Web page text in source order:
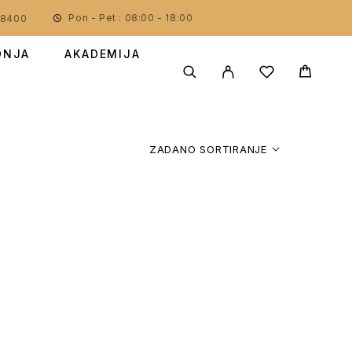
Pon - Pet : 08:00 - 18:00
AKADEMIJA
ZADANO SORTIRANJE